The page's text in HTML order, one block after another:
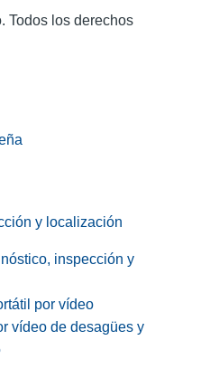
Todos los derechos
y localización
inspección y
por vídeo
vídeo de desagües y